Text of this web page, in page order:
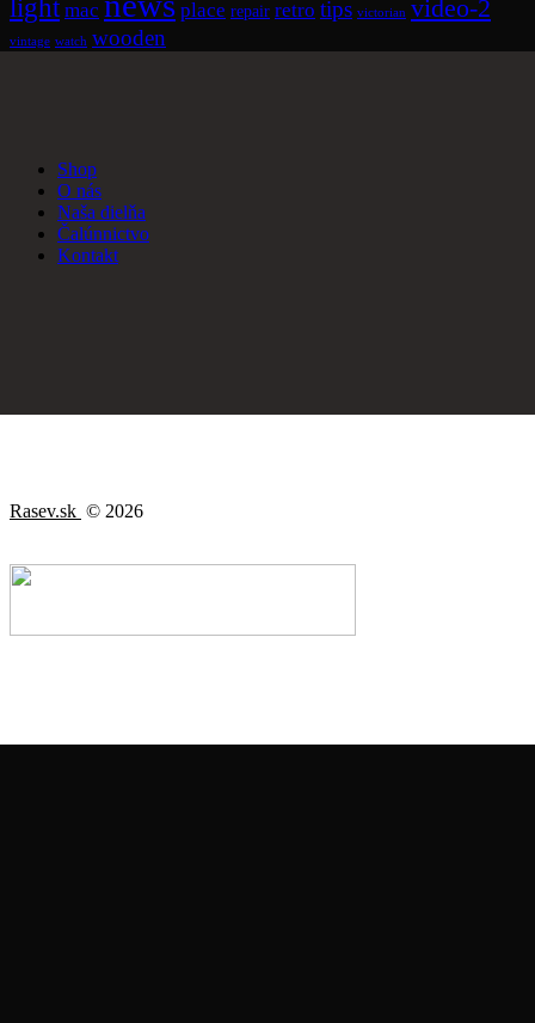
light mac place repair retro tips victorian video-2
vintage watch wooden
Shop
O nás
Naša dielňa
Čalúnnictvo
Kontakt
Rasev.sk © 2026